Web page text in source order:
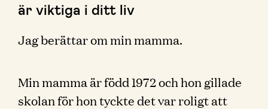
är viktiga i ditt liv
Jag berättar om min mamma.
Min mamma är född 1972 och hon gillade
skolan för hon tyckte det var roligt att